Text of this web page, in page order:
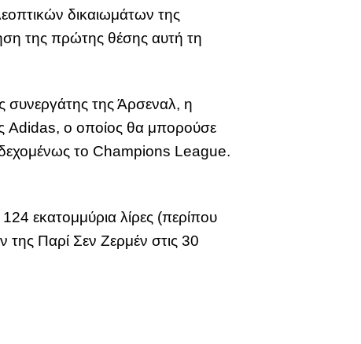
δικαιωμάτων της
της πρώτης θέσης αυτή τη
συνεργάτης της Άρσεναλ, η
Adidas, ο οποίος θα μπορούσε
το Champions League.
εκατομμύρια λίρες (περίπου
Παρί Σεν Ζερμέν στις 30